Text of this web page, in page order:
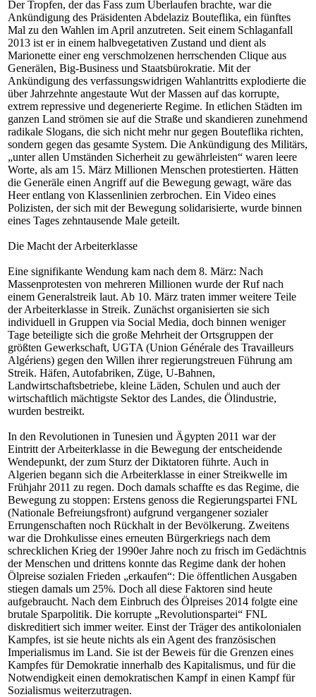
Der Tropfen, der das Fass zum Überlaufen brachte, war die
Ankündigung des Präsidenten Abdelaziz Bouteflika, ein fünftes
Mal zu den Wahlen im April anzutreten. Seit einem Schlaganfall
2013 ist er in einem halbvegetativen Zustand und dient als
Marionette einer eng verschmolzenen herrschenden Clique aus
Generälen, Big-Business und Staatsbürokratie. Mit der
Ankündigung des verfassungswidrigen Wahlantritts explodierte die
über Jahrzehnte angestaute Wut der Massen auf das korrupte,
extrem repressive und degenerierte Regime. In etlichen Städten im
ganzen Land strömen sie auf die Straße und skandieren zunehmend
radikale Slogans, die sich nicht mehr nur gegen Bouteflika richten,
sondern gegen das gesamte System. Die Ankündigung des Militärs,
„unter allen Umständen Sicherheit zu gewährleisten“ waren leere
Worte, als am 15. März Millionen Menschen protestierten. Hätten
die Generäle einen Angriff auf die Bewegung gewagt, wäre das
Heer entlang von Klassenlinien zerbrochen. Ein Video eines
Polizisten, der sich mit der Bewegung solidarisierte, wurde binnen
eines Tages zehntausende Male geteilt.
Die Macht der Arbeiterklasse
Eine signifikante Wendung kam nach dem 8. März: Nach
Massenprotesten von mehreren Millionen wurde der Ruf nach
einem Generalstreik laut. Ab 10. März traten immer weitere Teile
der Arbeiterklasse in Streik. Zunächst organisierten sie sich
individuell in Gruppen via Social Media, doch binnen weniger
Tage beteiligte sich die große Mehrheit der Ortsgruppen der
größten Gewerkschaft, UGTA (Union Générale des Travailleurs
Algériens) gegen den Willen ihrer regierungstreuen Führung am
Streik. Häfen, Autofabriken, Züge, U-Bahnen,
Landwirtschaftsbetriebe, kleine Läden, Schulen und auch der
wirtschaftlich mächtigste Sektor des Landes, die Ölindustrie,
wurden bestreikt.
In den Revolutionen in Tunesien und Ägypten 2011 war der
Eintritt der Arbeiterklasse in die Bewegung der entscheidende
Wendepunkt, der zum Sturz der Diktatoren führte. Auch in
Algerien begann sich die Arbeiterklasse in einer Streikwelle im
Frühjahr 2011 zu regen. Doch damals schaffte es das Regime, die
Bewegung zu stoppen: Erstens genoss die Regierungspartei FNL
(Nationale Befreiungsfront) aufgrund vergangener sozialer
Errungenschaften noch Rückhalt in der Bevölkerung. Zweitens
war die Drohkulisse eines erneuten Bürgerkriegs nach dem
schrecklichen Krieg der 1990er Jahre noch zu frisch im Gedächtnis
der Menschen und drittens konnte das Regime dank der hohen
Ölpreise sozialen Frieden „erkaufen“: Die öffentlichen Ausgaben
stiegen damals um 25%. Doch all diese Faktoren sind heute
aufgebraucht. Nach dem Einbruch des Ölpreises 2014 folgte eine
brutale Sparpolitik. Die korrupte „Revolutionspartei“ FNL
diskreditiert sich immer weiter. Einst der Träger des antikolonialen
Kampfes, ist sie heute nichts als ein Agent des französischen
Imperialismus im Land. Sie ist der Beweis für die Grenzen eines
Kampfes für Demokratie innerhalb des Kapitalismus, und für die
Notwendigkeit einen demokratischen Kampf in einen Kampf für
Sozialismus weiterzutragen.